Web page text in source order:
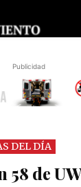
Publicidad
DEL DÍA
de